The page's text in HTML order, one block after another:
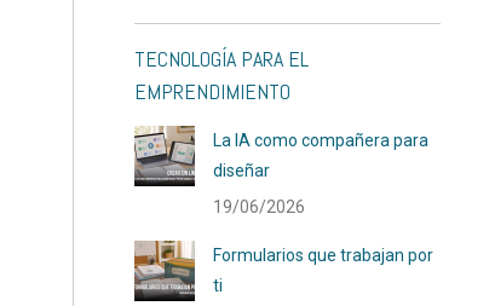
TECNOLOGÍA PARA EL
EMPRENDIMIENTO
La IA como compañera para
diseñar
19/06/2026
Formularios que trabajan por
ti